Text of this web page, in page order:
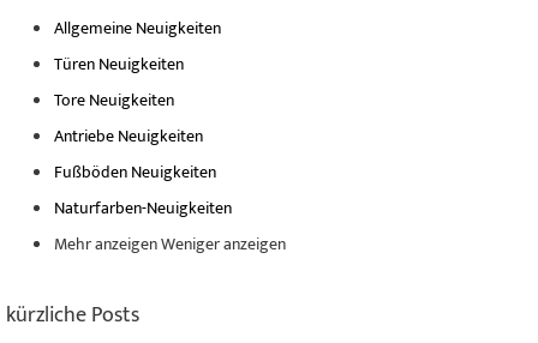
Allgemeine Neuigkeiten
Türen Neuigkeiten
Tore Neuigkeiten
Antriebe Neuigkeiten
Fußböden Neuigkeiten
Naturfarben-Neuigkeiten
Mehr anzeigenWeniger anzeigen
kürzliche Posts